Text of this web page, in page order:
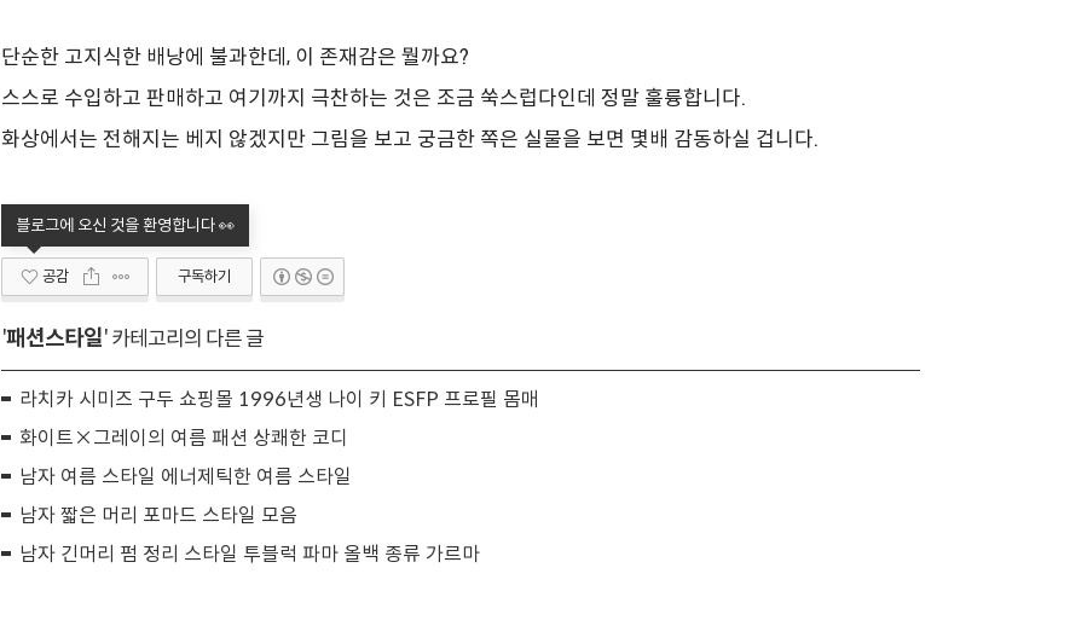
단순한 고지식한 배낭에 불과한데, 이 존재감은 뭘까요?
스스로 수입하고 판매하고 여기까지 극찬하는 것은 조금 쑥스럽다인데 정말 훌륭합니다.
화상에서는 전해지는 베지 않겠지만 그림을 보고 궁금한 쪽은 실물을 보면 몇배 감동하실 겁니다.
공감 구독하기
'패션스타일' 카테고리의 다른 글
라치카 시미즈 구두 쇼핑몰 1996년생 나이 키 ESFP 프로필 몸매
화이트×그레이의 여름 패션 상쾌한 코디
남자 여름 스타일 에너제틱한 여름 스타일
남자 짧은 머리 포마드 스타일 모음
남자 긴머리 펌 정리 스타일 투블럭 파마 올백 종류 가르마